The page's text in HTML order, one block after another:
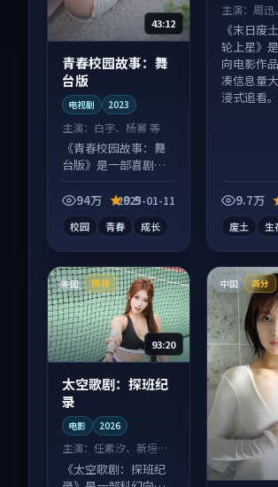
43:12
青春校园故事：舞
台版
电视剧 2023
主演： 白宇、杨幂 等
《青春校园故事：舞
台版》是一部喜剧向
成长为内核，情感戏
94万 9.9
2025-01-11
校园 青春 成长
主演： 周迅
《末日废
轮上星》
向电影作
凑信息量
浸式追看。
9.7万
废土 生
美国 院线
93:20
太空歌剧：探班纪
录
电影 2026
主演： 任素汐、新垣结
衣 等
《太空歌剧：探班纪
中国 高分